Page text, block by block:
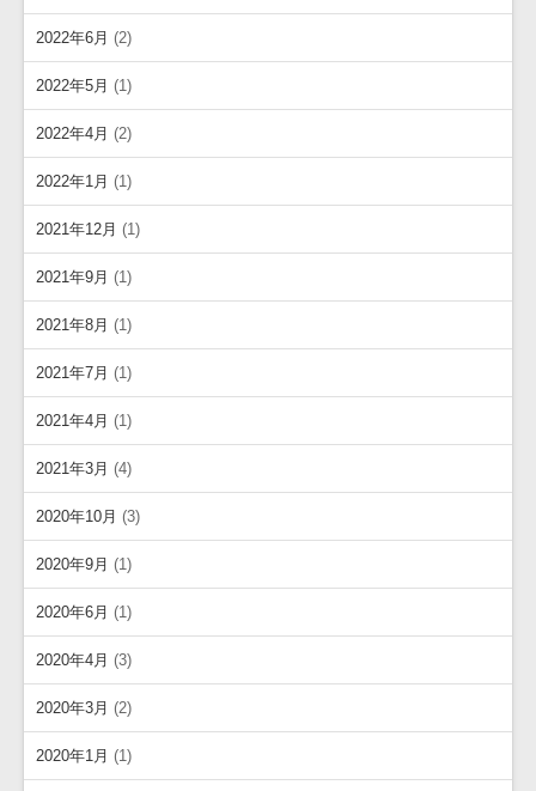
2022年6月 (2)
2022年5月 (1)
2022年4月 (2)
2022年1月 (1)
2021年12月 (1)
2021年9月 (1)
2021年8月 (1)
2021年7月 (1)
2021年4月 (1)
2021年3月 (4)
2020年10月 (3)
2020年9月 (1)
2020年6月 (1)
2020年4月 (3)
2020年3月 (2)
2020年1月 (1)